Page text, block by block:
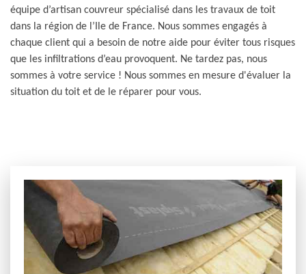
équipe d’artisan couvreur spécialisé dans les travaux de toit
dans la région de l’Ile de France. Nous sommes engagés à
chaque client qui a besoin de notre aide pour éviter tous risques
que les infiltrations d’eau provoquent. Ne tardez pas, nous
sommes à votre service ! Nous sommes en mesure d'évaluer la
situation du toit et de le réparer pour vous.